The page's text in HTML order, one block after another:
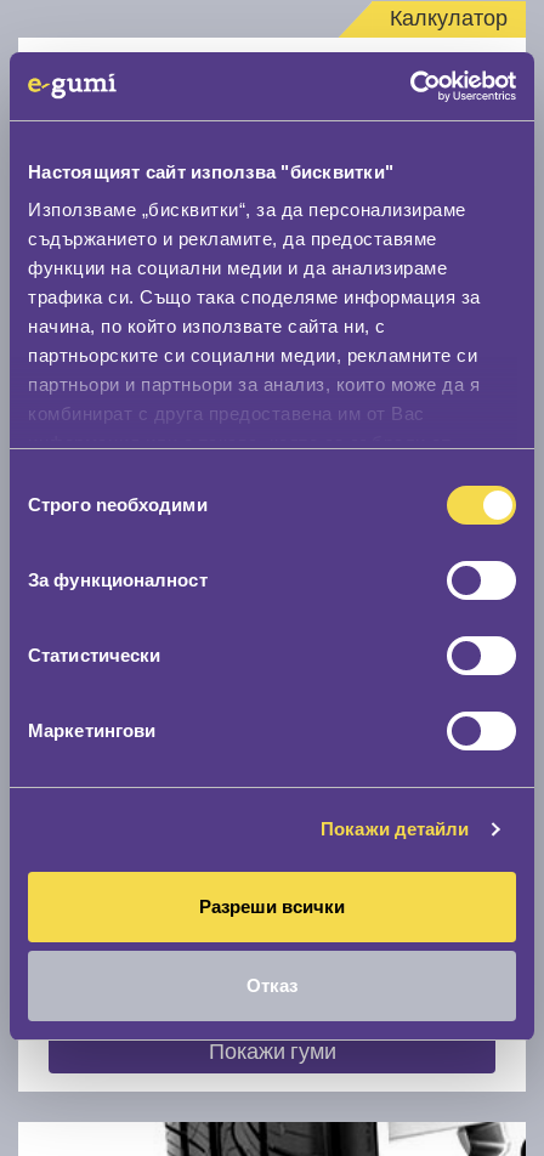
Настоящият сайт използва "бисквитки"
Използваме „бисквитки“, за да персонализираме
съдържанието и рекламите, да предоставяме
функции на социални медии и да анализираме
трафика си. Също така споделяме информация за
начина, по който използвате сайта ни, с
партньорските си социални медии, рекламните си
партньори и партньори за анализ, които може да я
комбинират с друга предоставена им от Вас
наСтрого nеобходими
За функционалност
Статистически
Маркетингови
Покажи детайли
Разреши всички
Отказ
Калкулатор
Нов размер
Модел
Покажи гуми